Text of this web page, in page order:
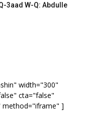
3aad W-Q: Abdulle
width="300"
cta="false"
method="iframe" ]